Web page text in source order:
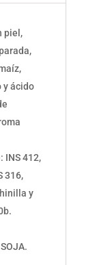
piel,
y ácido
INS 412,
316,
y